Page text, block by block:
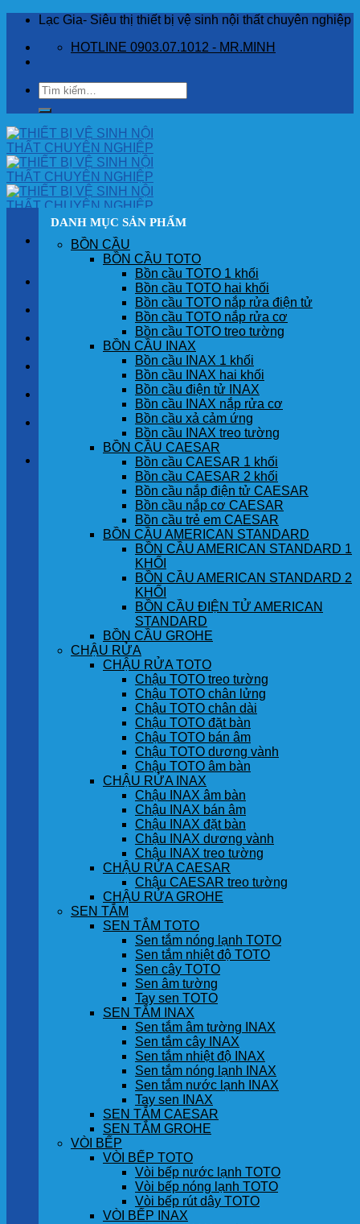
Skip
content
Lạc Gia- Siêu thị thiết bị vệ sinh nội thất chuyên nghiệp
HOTLINE 0903.07.1012 - MR.MINH
Tìm
kiếm:
SẢN PHẨM
GÓC KHÁCH HÀNG
Chưa có sản phẩm trong giỏ hàng.
DANH MỤC SẢN PHẨM
BỒN CẦU
BỒN CẦU TOTO
Bồn cầu TOTO 1 khối
Bồn cầu TOTO hai khối
Bồn cầu TOTO nắp rửa điện tử
Bồn cầu TOTO nắp rửa cơ
Bồn cầu TOTO treo tường
BỒN CẦU INAX
Bồn cầu INAX 1 khối
Bồn cầu INAX hai khối
Bồn cầu điện tử INAX
Bồn cầu INAX nắp rửa cơ
Bồn cầu xả cảm ứng
Bồn cầu INAX treo tường
BỒN CẦU CAESAR
Bồn cầu CAESAR 1 khối
Bồn cầu CAESAR 2 khối
Bồn cầu nắp điện tử CAESAR
Bồn cầu nắp cơ CAESAR
Bồn cầu trẻ em CAESAR
BỒN CẦU AMERICAN STANDARD
BỒN CẦU AMERICAN STANDARD 1
KHỐI
BỒN CẦU AMERICAN STANDARD 2
KHỐI
BỒN CẦU ĐIỆN TỬ AMERICAN
STANDARD
BỒN CẦU GROHE
CHẬU RỬA
CHẬU RỬA TOTO
Chậu TOTO treo tường
Chậu TOTO chân lửng
Chậu TOTO chân dài
Chậu TOTO đặt bàn
Chậu TOTO bán âm
Chậu TOTO dương vành
Chậu TOTO âm bàn
CHẬU RỬA INAX
Chậu INAX âm bàn
Chậu INAX bán âm
Chậu INAX đặt bàn
Chậu INAX dương vành
Chậu INAX treo tường
CHẬU RỬA CAESAR
Chậu CAESAR treo tường
CHẬU RỬA GROHE
SEN TẮM
SEN TẮM TOTO
Sen tắm nóng lạnh TOTO
Sen tắm nhiệt độ TOTO
Sen cây TOTO
Sen âm tường
Tay sen TOTO
SEN TẮM INAX
Sen tắm âm tường INAX
Sen tắm cây INAX
Sen tắm nhiệt độ INAX
Sen tắm nóng lạnh INAX
Sen tắm nước lạnh INAX
Tay sen INAX
SEN TẮM CAESAR
SEN TẮM GROHE
VÒI BẾP
VÒI BẾP TOTO
Vòi bếp nước lạnh TOTO
Vòi bếp nóng lạnh TOTO
Vòi bếp rút dây TOTO
VÒI BẾP INAX